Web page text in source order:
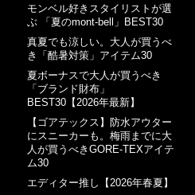
モンベル好きスタイリストが選
ぶ 「夏のmont-bell」BEST30
真夏でも涼しい。大人が買うべ
き「酷暑対策」アイテム30
夏ボーナスで大人が買うべき
「ブランド財布」
BEST30【2026年最新】
【ゴアテックス】防水アウター
にスニーカーも。梅雨までに大
人が買うべきGORE-TEXアイテ
ム30
エディター推し【2026年春夏】